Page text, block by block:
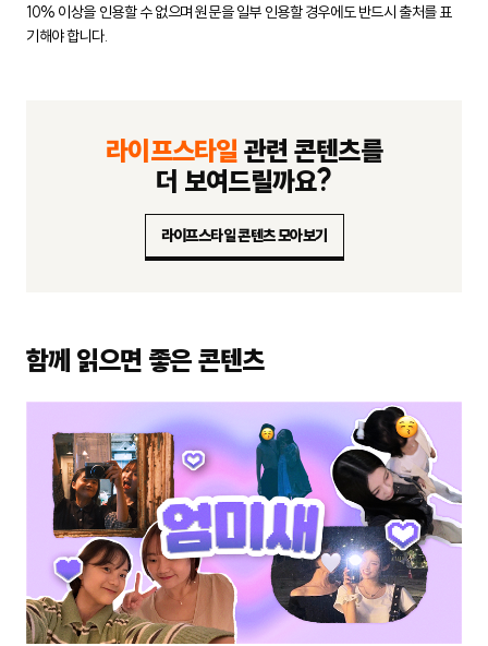
10% 이상을 인용할 수 없으며 원문을 일부 인용할 경우에도반드시 출처를 표
기해야 합니다.
라이프스타일 관련 콘텐츠를
더 보여드릴까요?
라이프스타일 콘텐츠 모아보기
함께 읽으면 좋은 콘텐츠